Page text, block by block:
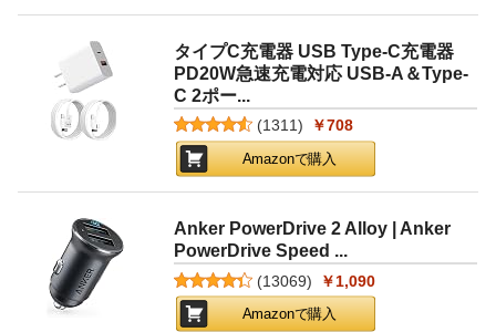
タイプC充電器 USB Type-C充電器
PD20W急速充電対応 USB-A＆Type-
C 2ポー...
(1311) ￥708
Amazonで購入
Anker PowerDrive 2 Alloy | Anker
PowerDrive Speed ...
(13069) ￥1,090
Amazonで購入